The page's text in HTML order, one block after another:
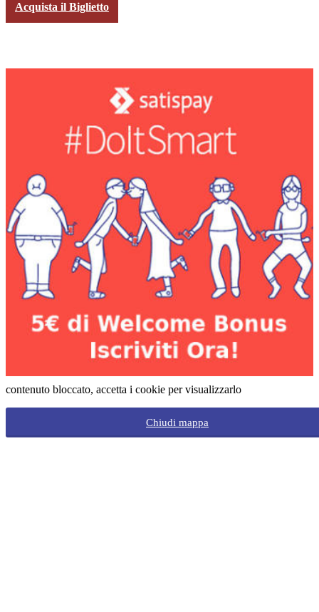
Acquista il Biglietto
contenuto bloccato, accetta i cookie per visualizzarlo
Chiudi mappa